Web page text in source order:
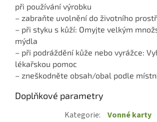
při používání výrobku
– zabraňte uvolnění do životního
– při styku s kůží: Omyjte velkým
mýdla
– při podráždění kůže nebo vyrážce:
lékařskou pomoc
– zneškodněte obsah/obal podle
Doplňkové parametry
Kategorie:
Vonné karty